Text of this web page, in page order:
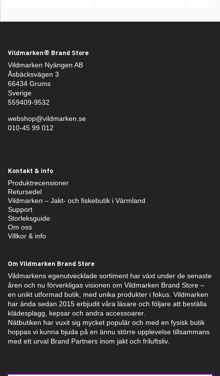
Vildmarken® Brand Store
Vildmarken Nyängen AB
Åsbäcksvägen 3
66434 Grums
Sverige
559409-9532
webshop@vildmarken.se
010-45 99 012
Kontakt & info
Produktrecensioner
Retursedel
Vildmarken – Jakt- och fiskebutik i Värmland
Support
Storleksguide
Om oss
Villkor & info
Om Vildmarken Brand Store
Vildmarkens egenutvecklade sortiment har växt under de senaste
åren och nu förverkligas visionen om Vildmarken Brand Store –
en unikt utformad butik, med unika produkter i fokus. Vildmarken
har ända sedan 2015 erbjudit våra läsare och följare att beställa
klädesplagg, kepsar och andra accessoarer.
Nätbutiken har vuxit sig mycket populär och med en fysisk butik
hoppas vi kunna bjuda på en ännu större upplevelse tillsammans
med ett urval Brand Partners inom jakt och friluftsliv.